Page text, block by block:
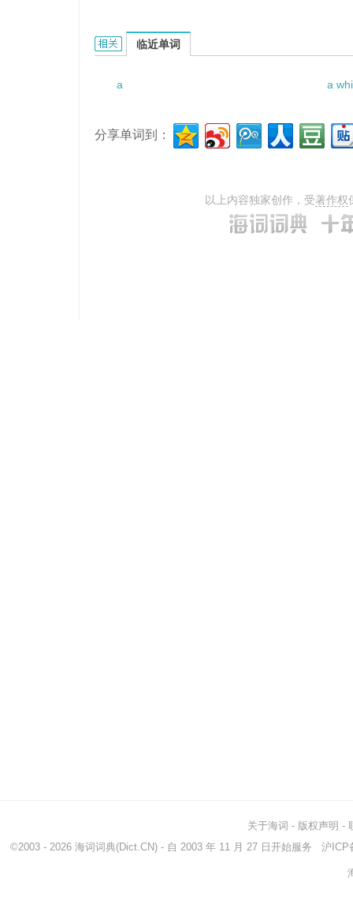
a made flower的相关资料：
临近单词
a a
分享单词到：
以上内容独家创作，受著作权
关于海词 - 版权声明 -
©2003 - 2026 海词词典(Dict.CN) - 自 2003 年 11 月 27 日开始服务 沪ICP